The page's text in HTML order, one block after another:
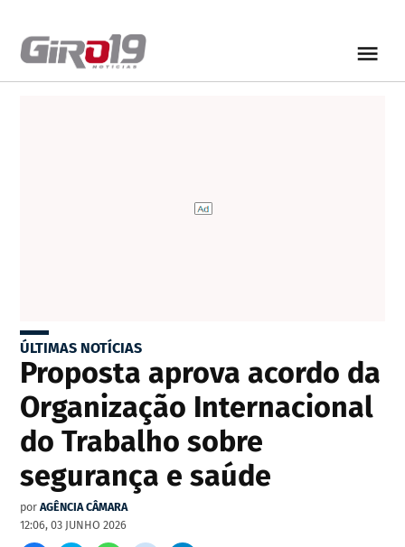
ÚLTIMAS NOTÍCIAS
Proposta aprova acordo da
Organização Internacional
do Trabalho sobre
segurança e saúde
por AGÊNCIA CÂMARA
12:06, 03 JUNHO 2026